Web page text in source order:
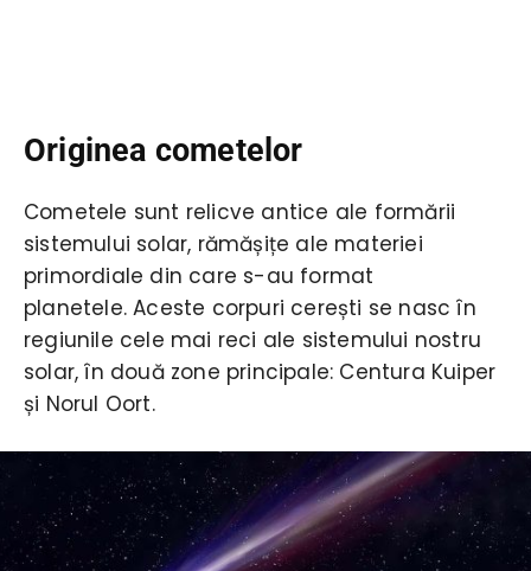
Originea cometelor
Cometele sunt relicve antice ale formării
sistemului solar, rămășițe ale materiei
primordiale din care s-au format
planetele. Aceste corpuri cerești se nasc în
regiunile cele mai reci ale sistemului nostru
solar, în două zone principale: Centura Kuiper
și Norul Oort.